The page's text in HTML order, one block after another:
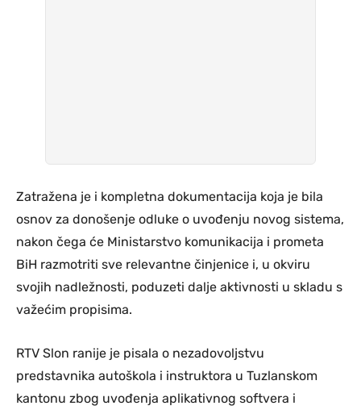
Zatražena je i kompletna dokumentacija koja je bila
osnov za donošenje odluke o uvođenju novog sistema,
nakon čega će Ministarstvo komunikacija i prometa
BiH razmotriti sve relevantne činjenice i, u okviru
svojih nadležnosti, poduzeti dalje aktivnosti u skladu s
važećim propisima.
RTV Slon ranije je pisala o nezadovoljstvu
predstavnika autoškola i instruktora u Tuzlanskom
kantonu zbog uvođenja aplikativnog softvera i